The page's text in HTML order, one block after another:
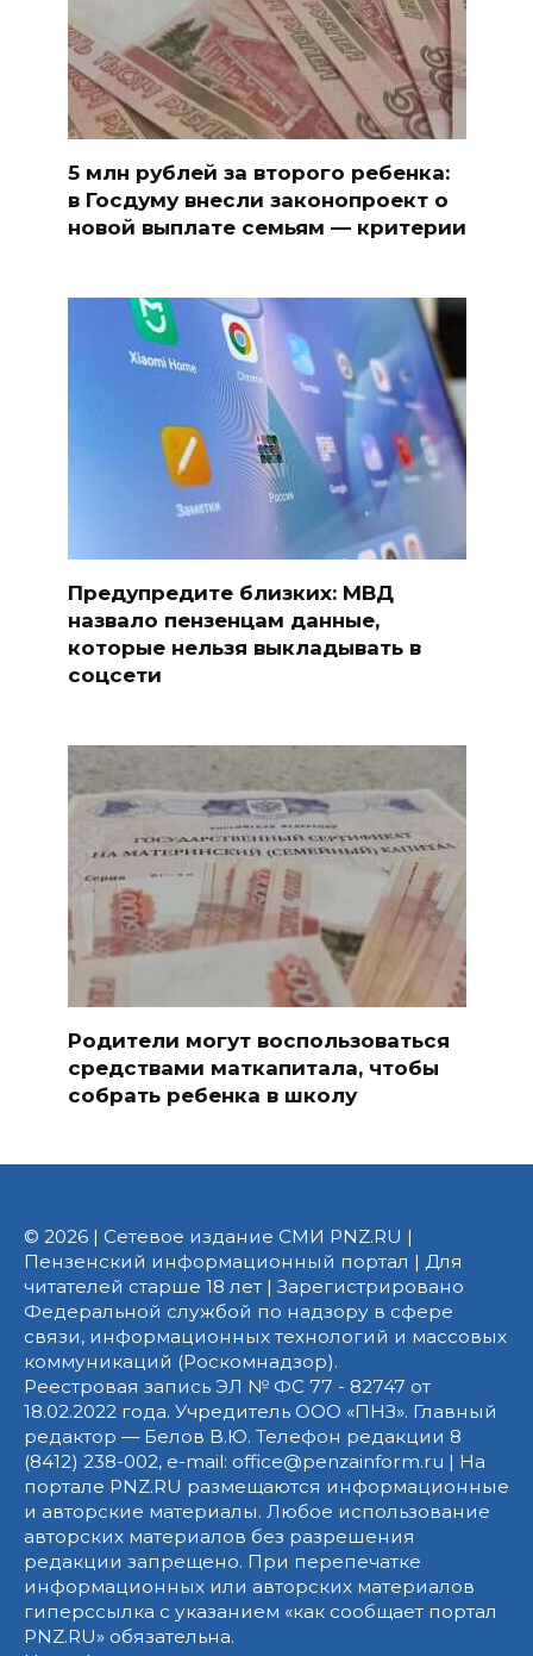
5 млн рублей за второго ребенка:
в Госдуму внесли законопроект о
новой выплате семьям — критерии
Предупредите близких: МВД
назвало пензенцам данные,
которые нельзя выкладывать в
соцсети
Родители могут воспользоваться
средствами маткапитала, чтобы
собрать ребенка в школу
© 2026 | Сетевое издание СМИ PNZ.RU |
Пензенский информационный портал | Для
читателей старше 18 лет | Зарегистрировано
Федеральной службой по надзору в сфере
связи, информационных технологий и массовых
коммуникаций (Роскомнадзор).
Реестровая запись ЭЛ № ФС 77 - 82747 от
18.02.2022 года. Учредитель ООО «ПНЗ». Главный
редактор — Белов В.Ю. Телефон редакции 8
(8412) 238-002, e-mail: office@penzainform.ru | На
портале PNZ.RU размещаются информационные
и авторские материалы. Любое использование
авторских материалов без разрешения
редакции запрещено. При перепечатке
информационных или авторских материалов
гиперссылка с указанием «как сообщает портал
PNZ.RU» обязательна.